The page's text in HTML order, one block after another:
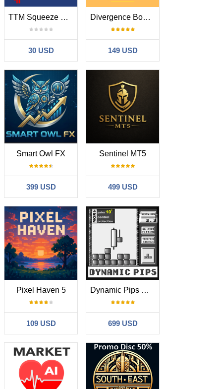
TTM Squeeze Pro Adaptive Momentum Breakout Tool
30 USD
Divergence Bomber
149 USD
Smart Owl FX
399 USD
Sentinel MT5
499 USD
Pixel Haven 5
109 USD
Dynamic Pips MT5
699 USD